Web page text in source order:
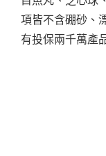
項皆不含硼砂、
有投保兩千萬產